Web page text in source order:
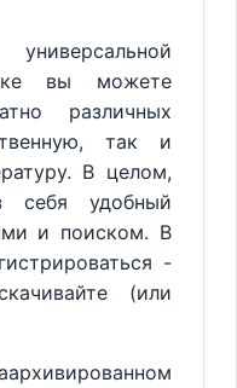
вы можете
различных
так и
В целом,
себя удобный
и поиском. В
-
(или